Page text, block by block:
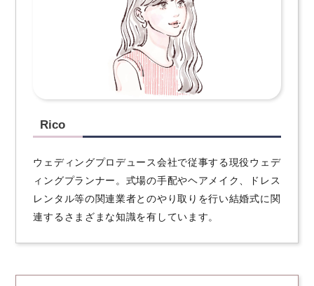
Rico
ウェディングプロデュース会社で従事する現役ウェデ
ィングプランナー。式場の手配やヘアメイク、ドレス
レンタル等の関連業者とのやり取りを行い結婚式に関
連するさまざまな知識を有しています。